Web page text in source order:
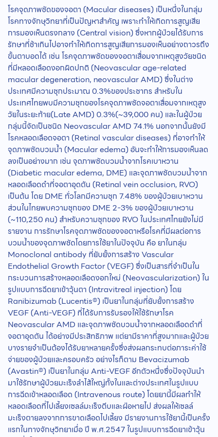
โรคจุดภาพชัดของจอตา (Macular diseases) เป็นหนึ่งในกลุ่ม
โรคทางจักษุวิทยาที่เป็นปัญหาสำคัญ เพราะทำให้เกิดการสูญเสีย
การมองเห็นตรงกลาง (Central vision) ซึ่งหากผู้ป่วยได้รับการ
รักษาที่ช้าเกินไปอาจทำให้เกิดการสูญเสียการมองเห็นอย่างถาวรถึง
ขั้นตาบอดได้ เช่น โรคจุดภาพชัดของจอตาเสื่อมจากเหตุสูงวัยชนิด
ที่มีหลอดเลือดงอกผิดปกติ (Neovascular age-related
macular degeneration, neovascular AMD) ซึ่งในต่าง
ประเทศมีความชุกประมาณ 0.3%ของประชากร สำหรับใน
ประเทศไทยพบมีความชุกของโรคจุดภาพชัดจอตาเสื่อมจากเหตุสูง
วัยในระยะท้าย(Late AMD) 0.3%(~39,000 คน) และในผู้ป่วย
กลุ่มนี้จัดเป็นชนิด Neovascular AMD 74.1% นอกจากนั้นยังมี
โรคหลอดเลือดจอตา (Retinal vascular diseases) ที่อาจทำให้
จุดภาพชัดบวมน้ำ (Macular edema) อันจะทำให้การมองเห็นลด
ลงเป็นอย่างมาก เช่น จุดภาพชัดบวมน้ำจากโรคเบาหวาน
(Diabetic macular edema, DME) และจุดภาพชัดบวมน้ำจาก
หลอดเลือดดำที่จอตาอุดตัน (Retinal vein occlusion, RVO)
เป็นต้น โดย DME ทั่วโลกมีความชุก 7.48% ของผู้ป่วยเบาหวาน
ส่วนในไทยพบความชุกของ DME 2-3% ของผู้ป่วยเบาหวาน
(~110,250 คน) สำหรับความชุกของ RVO ในประเทศไทยยังไม่มี
รายงาน การรักษาโรคจุดภาพชัดของจอตาหรือโรคที่มีผลต่อการ
บวมน้ำของจุดภาพชัดโดยการใช้ยาในปัจจุบัน คือ ยาในกลุ่ม
Monoclonal antibody ที่ยับยั้งการสร้าง Vascular
Endothelial Growth Factor (VEGF) ซึ่งเป็นสารที่จำเป็นใน
กระบวนการสร้างหลอดเลือดงอกใหม่ (Neovascularization) ใน
รูปแบบการฉีดยาเข้าวุ้นตา (Intravitreal injection) โดย
Ranibizumab (Lucentis®) เป็นยาในกลุ่มที่ยับยั้งการสร้าง
VEGF (Anti-VEGF) ที่ได้รับการรับรองให้ใช้รักษาโรค
Neovascular AMD และจุดภาพชัดบวมน้ำจากหลอดเลือดดำที่
จอตาอุดตัน ได้อย่างมีประสิทธิภาพ แต่ยามีราคาที่สูงมากและผู้ป่วย
บางรายจำเป็นต้องได้รับยาหลายครั้งซึ่งส่งผลกระทบต่อภาระค่าใช้
จ่ายของผู้ป่วยและครอบครัว อย่างไรก็ตาม Bevacizumab
(Avastin®) เป็นยาในกลุ่ม Anti-VEGF อีกตัวหนึ่งซึ่งปัจจุบันนำ
มาใช้รักษาผู้ป่วยมะเร็งลำไส้ใหญ่ทั้งในและต่างประเทศในรูปแบบ
การฉีดเข้าหลอดเลือด (Intravenous route) โดยยานี้มีผลทำให้
หลอดเลือดที่ไปเลี้ยงเซลล์มะเร็งตีบและฝ่อหายไป ส่งผลให้เซลล์
มะเร็งตายลงจากการขาดเลือดไปเลี้ยง มีรายงานการใช้ยานี้เป็นครั้ง
แรกในทางจักษุวิทยาเมื่อ ปี พ.ศ.2547 ในรูปแบบการฉีดยาเข้าวุ้น